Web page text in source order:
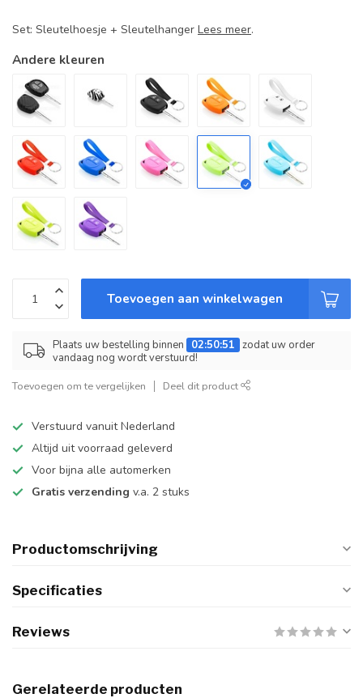
Set: Sleutelhoesje + Sleutelhanger Lees meer.
Andere kleuren
Toevoegen aan winkelwagen
Plaats uw bestelling binnen 02:50:51 zodat uw order
vandaag nog wordt verstuurd!
Toevoegen om te vergelijken Deel dit product
Verstuurd vanuit Nederland
Altijd uit voorraad geleverd
Voor bijna alle automerken
Gratis verzending v.a. 2 stuks
Productomschrijving
Specificaties
Reviews
Gerelateerde producten